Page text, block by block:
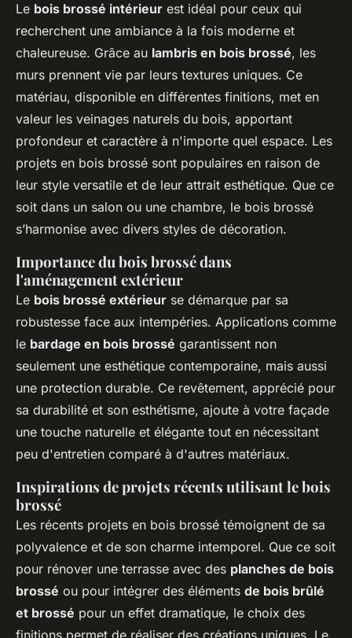
Le bois brossé intérieur est idéal pour ceux qui
recherchent une ambiance à la fois moderne et
chaleureuse. Grâce au lambris en bois brossé, les
murs prennent vie par leurs textures uniques. Ce
matériau, disponible en différentes finitions, met en
valeur les veinages naturels du bois, apportant
profondeur et caractère à n'importe quel espace. Les
projets en bois brossé sont populaires en raison de
leur style versatile et de leur attrait esthétique. Que ce
soit dans un salon ou une chambre, le bois brossé
s’harmonise avec divers styles de décoration.
Importance du bois brossé dans
l'aménagement extérieur
Le bois brossé extérieur se démarque par sa
robustesse face aux intempéries. Applications comme
le bardage en bois brossé garantissent non
seulement une esthétique contemporaine, mais aussi
une protection durable. Ce revêtement, apprécié pour
sa durabilité et son esthétisme, ajoute à votre façade
une touche naturelle et élégante tout en nécessitant
peu d'entretien comparé à d'autres matériaux.
Inspirations de projets récents utilisant le bois
brossé
Les récents projets en bois brossé témoignent de sa
polyvalence et de son charme intemporel. Que ce soit
pour rénover une terrasse avec des planches de bois
brossé ou pour intégrer des éléments de bois brûlé
et brossé pour un effet dramatique, le choix des